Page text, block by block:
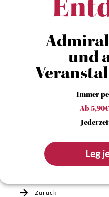
und
Immer
Ab
Leg
Zurück